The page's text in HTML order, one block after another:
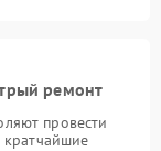
ремонт
провести
кратчайшие